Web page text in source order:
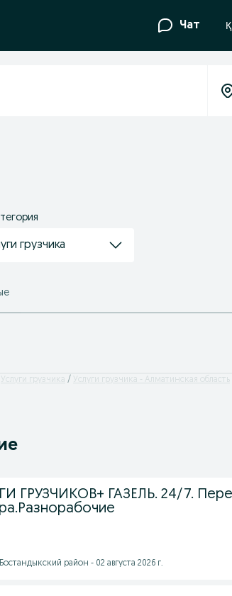
Чат
грузчика
Услуги грузчика Услуги грузчика - Алматинская область
ГРУЗЧИКОВ+ ГАЗЕЛЬ. 24/7.
район - 02 августа 2026 г.